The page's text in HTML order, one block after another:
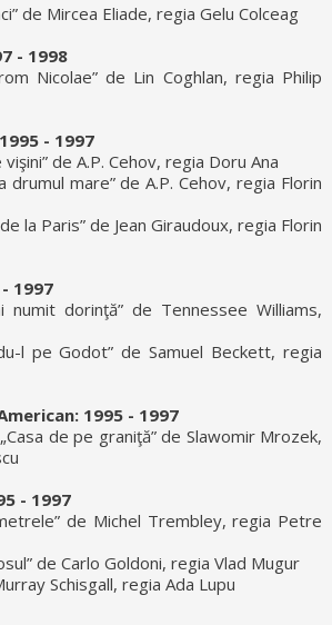
de Mircea Eliade, regia Gelu Colceag
- 1998
Nicolae” de Lin Coghlan, regia Philip
- 1997
vişini” de A.P. Cehov, regia Doru Ana
drumul mare” de A.P. Cehov, regia Florin
la Paris” de Jean Giraudoux, regia Florin
1997
numit dorinţă” de Tennessee Williams,
l pe Godot” de Samuel Beckett, regia
1995 - 1997
de pe graniţă” de Slawomir Mrozek,
- 1997
de Michel Trembley, regia Petre
de Carlo Goldoni, regia Vlad Mugur
Schisgall, regia Ada Lupu